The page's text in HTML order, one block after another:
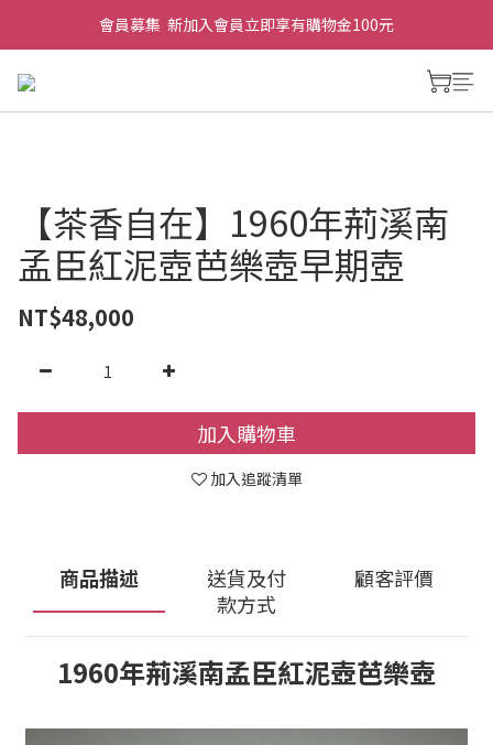
會員募集  新加入會員立即享有購物金100元
【茶香自在】1960年荊溪南
孟臣紅泥壺芭樂壺早期壺
NT$48,000
加入購物車
加入追蹤清單
商品描述
送貨及付
款方式
顧客評價
1960年荊溪南孟臣紅泥壺芭樂壺